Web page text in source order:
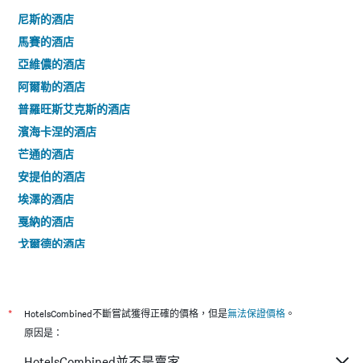
尼斯的酒店
馬賽的酒店
亞維儂的酒店
阿爾勒的酒店
普羅旺斯艾克斯的酒店
濱海卡涅的酒店
芒通的酒店
安提伯的酒店
埃澤的酒店
戛納的酒店
戈爾德的酒店
曼德琉-拉納普勒的酒店
聖特羅佩的酒店
弗爾東河畔萊薩萊的酒店
* HotelsCombined不斷嘗試獲得正確的價格，但是無法保證價格 。
原因是：